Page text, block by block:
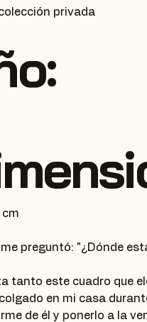
privada
cm
preguntó: "¿Dónde
tanto este cuadro que
en mi casa
de él y ponerlo a la